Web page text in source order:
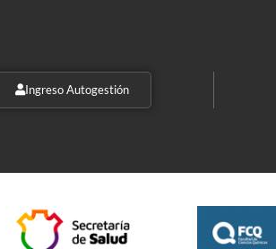
Ingreso Autogestión